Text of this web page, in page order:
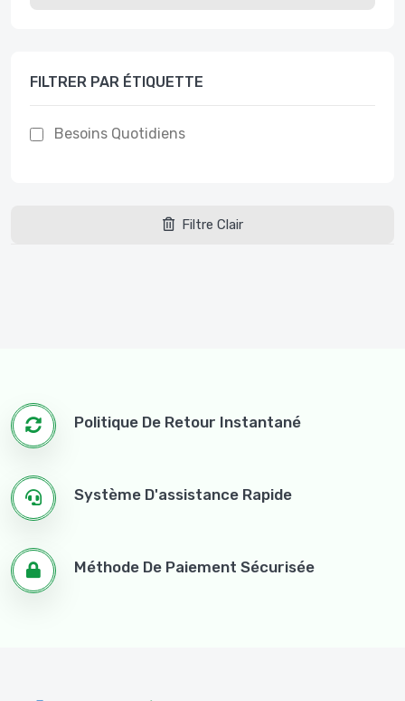
FILTRER PAR ÉTIQUETTE
Besoins Quotidiens
Filtre Clair
Politique De Retour Instantané
Système D'assistance Rapide
Méthode De Paiement Sécurisée